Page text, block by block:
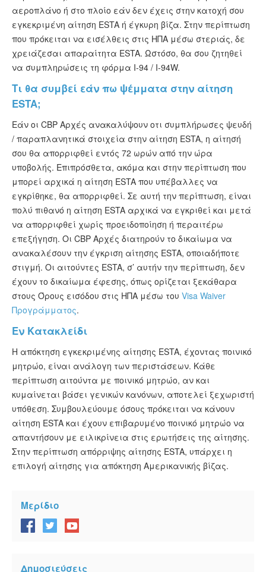
αεροπλάνο ή στο πλοίο εάν δεν έχεις στην κατοχή σου
εγκεκριμένη αίτηση ESTA ή έγκυρη βίζα. Στην περίπτωση
που πρόκειται να εισέλθεις στις ΗΠΑ μέσω στεριάς, δε
χρειάζεσαι απαραίτητα ESTA. Ωστόσο, θα σου ζητηθεί
να συμπληρώσεις τη φόρμα I-94 / I-94W.
Τι θα συμβεί εάν πω ψέμματα στην αίτηση
ESTA;
Εάν οι CBP Αρχές ανακαλύψουν οτι συμπλήρωσες ψευδή
/ παραπλανητικά στοιχεία στην αίτηση ESTA, η αίτησή
σου θα απορριφθεί εντός 72 ωρών από την ώρα
υποβολής. Επιπρόσθετα, ακόμα και στην περίπτωση που
μπορεί αρχικά η αίτηση ESTA που υπέβαλλες να
εγκρίθηκε, θα απορριφθεί. Σε αυτή την περίπτωση, είναι
πολύ πιθανό η αίτηση ESTA αρχικά να εγκριθεί και μετά
να απορριφθεί χωρίς προειδοποίηση ή περαιτέρω
επεξήγηση. Οι CBP Αρχές διατηρούν το δικαίωμα να
ανακαλέσουν την έγκριση αίτησης ESTA, οποιαδήποτε
στιγμή. Οι αιτούντες ESTA, σ’ αυτήν την περίπτωση, δεν
έχουν το δικαίωμα έφεσης, όπως ορίζεται ξεκάθαρα
στους Όρους εισόδου στις ΗΠΑ μέσω του Visa Waiver
Προγράμματος.
Εν Κατακλείδι
Η απόκτηση εγκεκριμένης αίτησης ESTA, έχοντας ποινικό
μητρώο, είναι ανάλογη των περιστάσεων. Κάθε
περίπτωση αιτούντα με ποινικό μητρώο, αν και
κυμαίνεται βάσει γενικών κανόνων, αποτελεί ξεχωριστή
υπόθεση. Συμβουλεύουμε όσους πρόκειται να κάνουν
αίτηση ESTA και έχουν επιβαρυμένο ποινικό μητρώο να
απαντήσουν με ειλικρίνεια στις ερωτήσεις της αίτησης.
Στην περίπτωση απόρριψης αίτησης ESTA, υπάρχει η
επιλογή αίτησης για απόκτηση Αμερικανικής βίζας.
Μερίδιο
Δημοσιεύσεις